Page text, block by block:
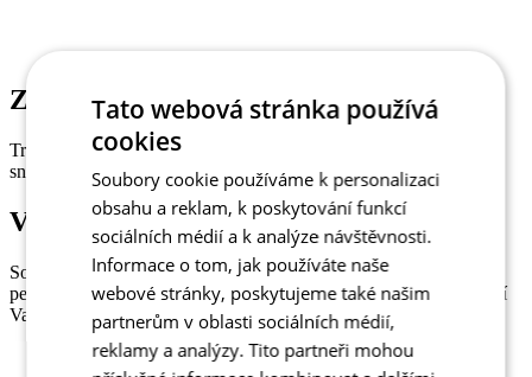
Zadní kapsy
Trojdílná kapsa na zadním dílu dresu v pyramidovém tvaru pro
snadnější přístup.
Voděodolná kapsička
Součástí dresu je lehký voděodolný sáček na telefon, klíče nebo
peníze, který se uvnitř kapsy dá připnout ke karabině a tím ochrání
Vaše cennosti před ztrátou nebo navlhnutím.
Tato webová stránka používá
cookies
Soubory cookie používáme k personalizaci
obsahu a reklam, k poskytování funkcí
sociálních médií a k analýze návštěvnosti.
Informace o tom, jak používáte naše
webové stránky, poskytujeme také našim
partnerům v oblasti sociálních médií,
reklamy a analýzy. Tito partneři mohou